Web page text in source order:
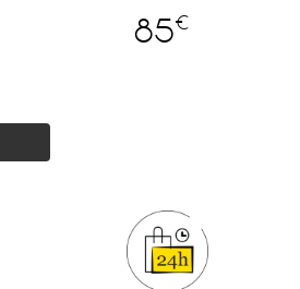
85€